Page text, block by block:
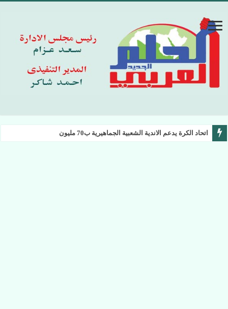
اتحاد الكرة يدعم الاندية الشعبية الجماهيرية ب70 مليون